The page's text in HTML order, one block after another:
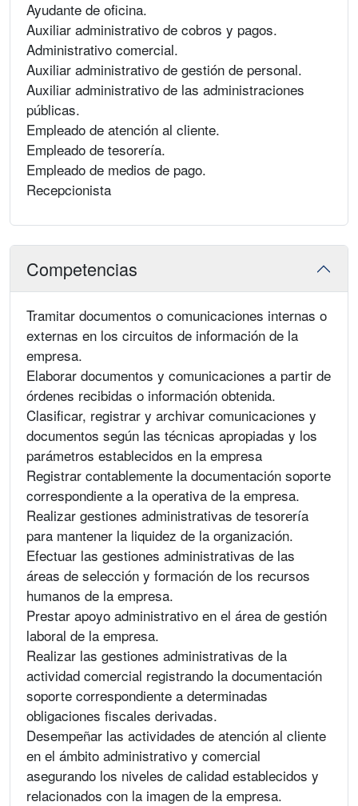
Ayudante de oficina.
Auxiliar administrativo de cobros y pagos.
Administrativo comercial.
Auxiliar administrativo de gestión de personal.
Auxiliar administrativo de las administraciones
públicas.
Empleado de atención al cliente.
Empleado de tesorería.
Empleado de medios de pago.
Recepcionista
Competencias
Tramitar documentos o comunicaciones internas o
externas en los circuitos de información de la
empresa.
Elaborar documentos y comunicaciones a partir de
órdenes recibidas o información obtenida.
Clasificar, registrar y archivar comunicaciones y
documentos según las técnicas apropiadas y los
parámetros establecidos en la empresa
Registrar contablemente la documentación soporte
correspondiente a la operativa de la empresa.
Realizar gestiones administrativas de tesorería
para mantener la liquidez de la organización.
Efectuar las gestiones administrativas de las
áreas de selección y formación de los recursos
humanos de la empresa.
Prestar apoyo administrativo en el área de gestión
laboral de la empresa.
Realizar las gestiones administrativas de la
actividad comercial registrando la documentación
soporte correspondiente a determinadas
obligaciones fiscales derivadas.
Desempeñar las actividades de atención al cliente
en el ámbito administrativo y comercial
asegurando los niveles de calidad establecidos y
relacionados con la imagen de la empresa.